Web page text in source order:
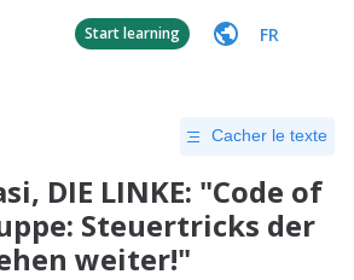
Start learning FR
Cacher le texte
DIE LINKE: "Code of
Steuertricks der
weiter!"